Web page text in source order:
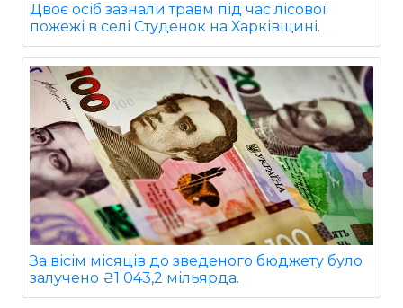
Двоє осіб зазнали травм під час лісової
пожежі в селі Студенок на Харківщині.
За вісім місяців до зведеного бюджету було
залучено ₴1 043,2 мільярда.